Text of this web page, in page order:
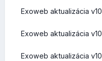
Roundcube Webmail
Exoweb aktualizácia
Exoweb aktualizácia
Exoweb aktualizácia